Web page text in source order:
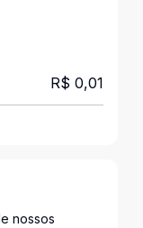
R$ 0,01
nossos